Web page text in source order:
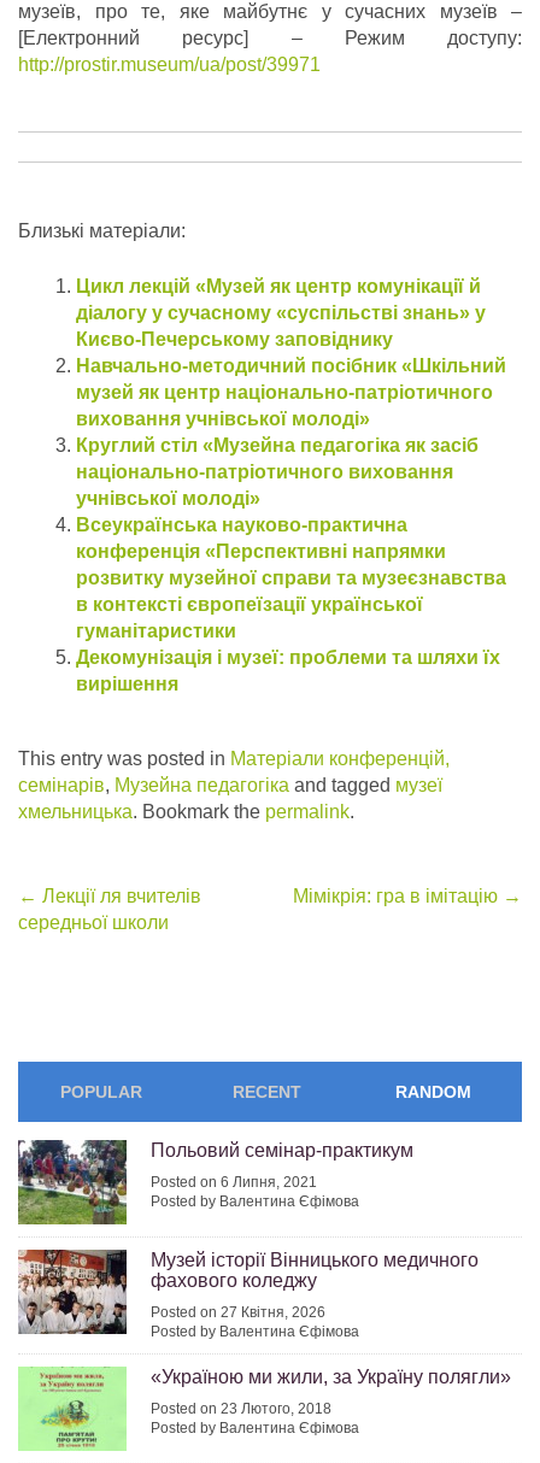
музеїв, про те, яке майбутнє у сучасних музеїв –
[Електронний ресурс] – Режим доступу:
http://prostir.museum/ua/post/39971
Близькі матеріали:
Цикл лекцій «Музей як центр комунікації й
діалогу у сучасному «суспільстві знань» у
Києво-Печерському заповіднику
Навчально-методичний посібник «Шкільний
музей як центр національно-патріотичного
виховання учнівської молоді»
Круглий стіл «Музейна педагогіка як засіб
національно-патріотичного виховання
учнівської молоді»
Всеукраїнська науково-практична
конференція «Перспективні напрямки
розвитку музейної справи та музеєзнавства
в контексті європеїзації української
гуманітаристики
Декомунізація і музеї: проблеми та шляхи їх
вирішення
This entry was posted in Матеріали конференцій,
семінарів, Музейна педагогіка and tagged музеї
хмельницька. Bookmark the permalink.
Post
← Лекції ля вчителів
середньої школи
Мімікрія: гра в імітацію →
POPULAR RECENT RANDOM
Польовий семінар-практикум
Posted on 6 Липня, 2021
Posted by Валентина Єфімова
Музей історії Вінницького медичного
фахового коледжу
Posted on 27 Квітня, 2026
Posted by Валентина Єфімова
«Україною ми жили, за Україну полягли»
Posted on 23 Лютого, 2018
Posted by Валентина Єфімова